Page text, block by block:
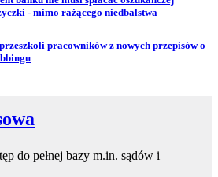
- mimo rażącego niedbalstwa
pracowników z nowych przepisów o
do pełnej bazy m.in. sądów i